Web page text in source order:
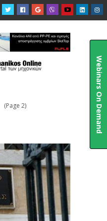

(Page 2) Webinars On Demand